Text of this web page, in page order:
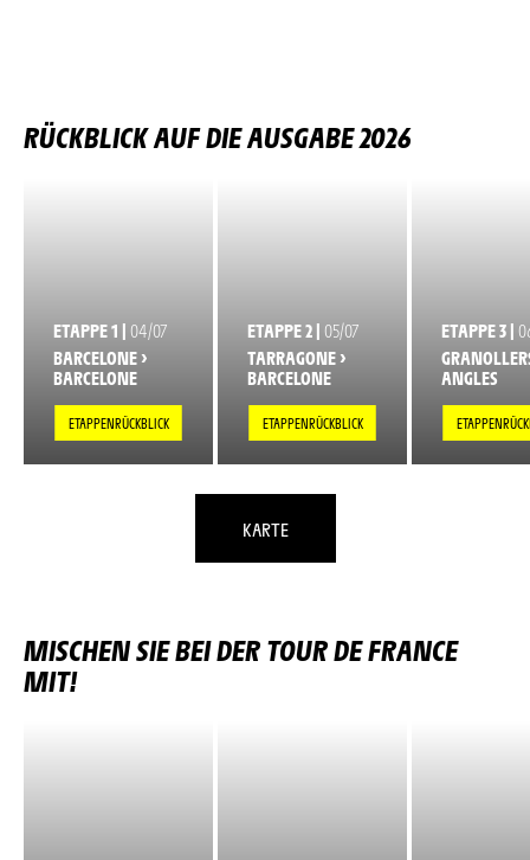
RÜCKBLICK AUF DIE AUSGABE 2026
ETAPPE 1 | 04/07
BARCELONE >
BARCELONE
ETAPPENRÜCKBLICK
ETAPPE 2 | 05/07
TARRAGONE >
BARCELONE
ETAPPENRÜCKBLICK
ETAPPE 3 |
ANGLES
KARTE
MISCHEN SIE BEI DER TOUR DE FRANCE
MIT!